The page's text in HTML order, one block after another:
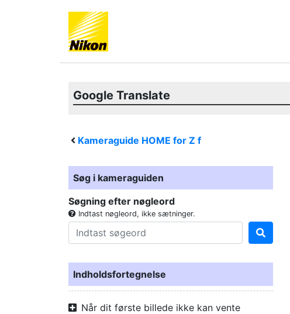
Google Translate
Kameraguide HOME for Z f
Søg i kameraguiden
Søgning efter nøgleord
Indtast nøgleord, ikke sætninger.
Indholdsfortegnelse
Når dit første billede ikke kan vente